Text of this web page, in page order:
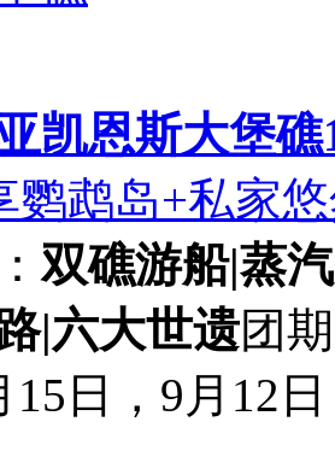
凯恩斯大堡礁
鹦鹉岛+私家
双礁游船|蒸
|六大世遗团
15日，9月12